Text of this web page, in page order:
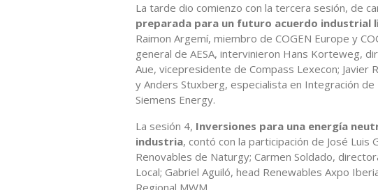
La tarde dio comienzo con la tercera sesión, de
preparada para un futuro acuerdo industrial
Raimon Argemí, miembro de COGEN Europe y
general de AESA, intervinieron Hans Korteweg,
Aue, vicepresidente de Compass Lexecon; Javier
y Anders Stuxberg, especialista en Integración
Siemens Energy.
La sesión 4, Inversiones para una energía
industria, contó con la participación de José Luis
Renovables de Naturgy; Carmen Soldado,
Local; Gabriel Aguiló, head Renewables Axpo